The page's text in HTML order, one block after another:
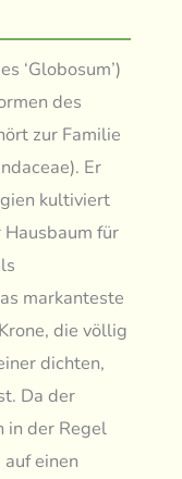
‘Globosum’)
des
zur Familie
Er
kultiviert
für
markanteste
die völlig
dichten,
Da der
in der Regel
einen